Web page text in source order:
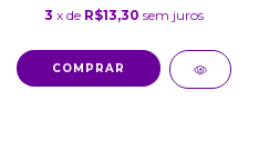
3 x de R$13,30 sem juros
COMPRAR